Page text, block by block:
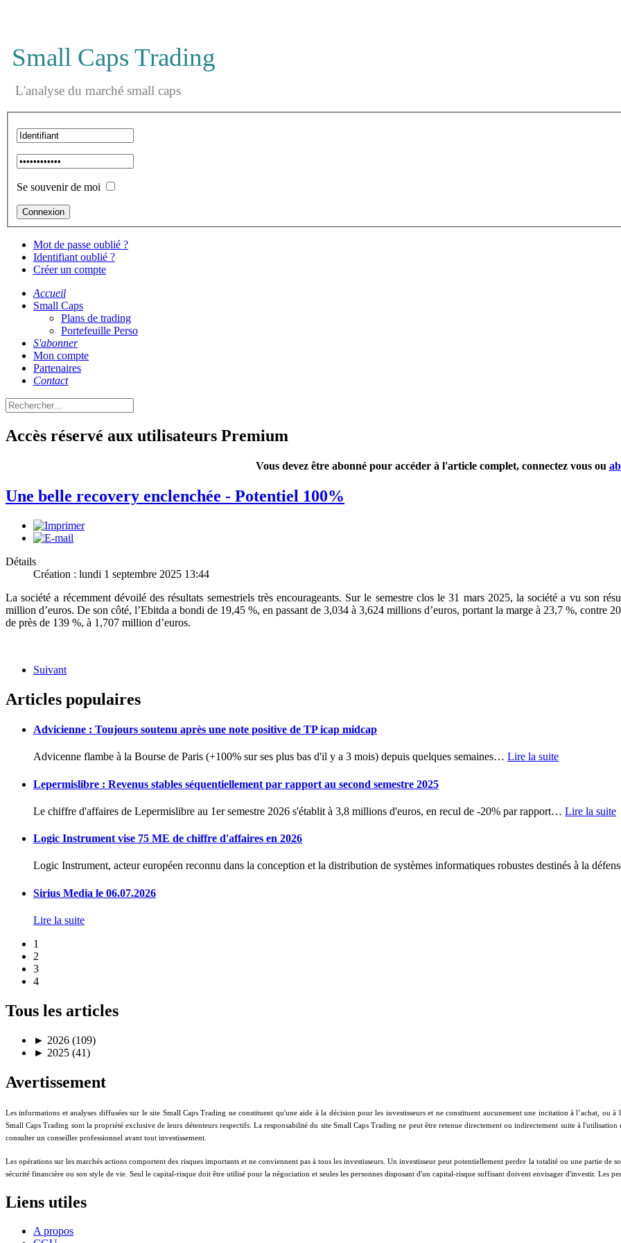
Small Caps Trading
L'analyse du marché small caps
Se souvenir de moi
Mot de passe oublié ?
Identifiant oublié ?
Créer un compte
Accueil
Small Caps
Plans de trading
Portefeuille Perso
S'abonner
Mon compte
Partenaires
Contact
Accès réservé aux utilisateurs Premium
Vous devez être abonné pour accéder à l'article complet, connectez vous ou
Une belle recovery enclenchée - Potentiel 100%
Détails
Création : lundi 1 septembre 2025 13:44
La société a récemment dévoilé des résultats semestriels très encourageants. Sur le semestre clos le 31 mars 2025, la société a vu son
million d’euros. De son côté, l’Ebitda a bondi de 19,45 %, en passant de 3,034 à 3,624 millions d’euros, portant la marge à 23,7 %, contre
de près de 139 %, à 1,707 million d’euros.
Suivant
Articles populaires
Advicienne : Toujours soutenu après une note positive de TP icap midcap
Advicenne flambe à la Bourse de Paris (+100% sur ses plus bas d'il y a 3 mois) depuis quelques semaines… Lire la suite
Lepermislibre : Revenus stables séquentiellement par rapport au second semestre 2025
Le chiffre d'affaires de Lepermislibre au 1er semestre 2026 s'établit à 3,8 millions d'euros, en recul de -20% par rapport… Lire la suite
Logic Instrument vise 75 ME de chiffre d'affaires en 2026
Logic Instrument, acteur européen reconnu dans la conception et la distribution de systèmes informatiques robustes destinés à la
Sirius Media le 06.07.2026
Lire la suite
1
2
3
4
Tous les articles
► 2026 (109)
► 2025 (41)
Avertissement
Les informations et analyses diffusées sur le site Small Caps Trading ne constituent qu'une aide à la décision pour les investisseurs et ne constituent aucunement une incitation à l’achat, ou
Small Caps Trading sont la propriété exclusive de leurs détenteurs respectifs. La responsabilité du site Small Caps Trading ne peut être retenue directement ou indirectement suite à
consulter un conseiller professionnel avant tout investissement.
Les opérations sur les marchés actions comportent des risques importants et ne conviennent pas à tous les investisseurs. Un investisseur peut potentiellement perdre la totalité ou une partie
sécurité financière ou son style de vie. Seul le capital-risque doit être utilisé pour la négociation et seules les personnes disposant d'un capital-risque suffisant doivent envisager d'investir. Les
Liens utiles
A propos